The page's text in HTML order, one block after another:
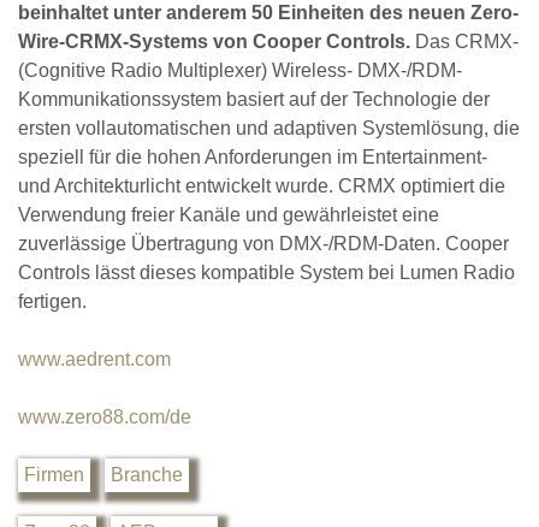
beinhaltet unter anderem 50 Einheiten des neuen Zero-
Wire-CRMX-Systems von Cooper Controls. Das CRMX-
(Cognitive Radio Multiplexer) Wireless- DMX-/RDM-
Kommunikationssystem basiert auf der Technologie der
ersten vollautomatischen und adaptiven Systemlösung, die
speziell für die hohen Anforderungen im Entertainment-
und Architekturlicht entwickelt wurde. CRMX optimiert die
Verwendung freier Kanäle und gewährleistet eine
zuverlässige Übertragung von DMX-/RDM-Daten. Cooper
Controls lässt dieses kompatible System bei Lumen Radio
fertigen.
www.aedrent.com
www.zero88.com/de
Firmen Branche